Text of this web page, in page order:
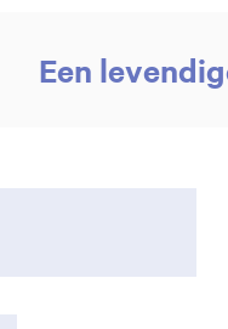
Een